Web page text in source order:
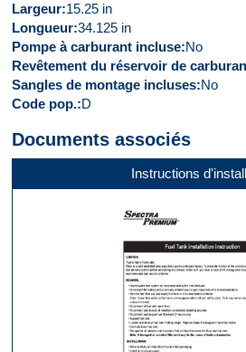
Largeur 15.25 in
Longueur 34.125 in
Pompe à carburant incluse No
Revêtement du réservoir de
Sangles de montage incluses No
Code pop. D
Documents associés
Instructions